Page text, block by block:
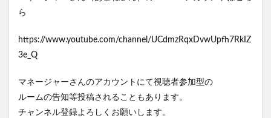
ら
https://www.youtube.com/channel/UCdmzRqxDvwUpfh7RkIZ
3e_Q
マネージャーさんのアカウントにて視聴者参加型の
ルームの告知等投稿されることもあります。
チャンネル登録よろしくお願いします。